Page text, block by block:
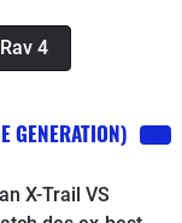
4
GENERATION)
X-Trail VS